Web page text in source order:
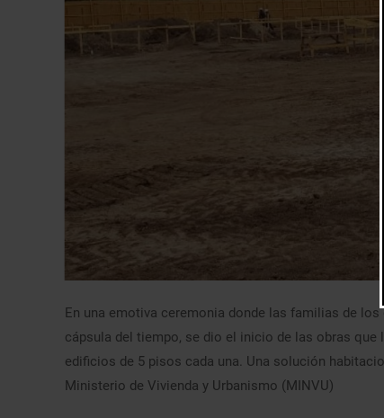
En una emotiva ceremonia donde las familias de
cápsula del tiempo, se dio el inicio de las obras
edificios de 5 pisos cada una. Una solución
Ministerio de Vivienda y Urbanismo (MINVU)